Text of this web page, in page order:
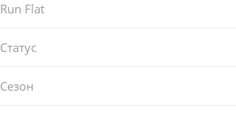
Run Flat
Статус
Сезон